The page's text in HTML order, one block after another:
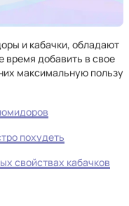
и кабачки, обладают
время добавить в свое
максимальную пользу
похудеть
свойствах кабачков